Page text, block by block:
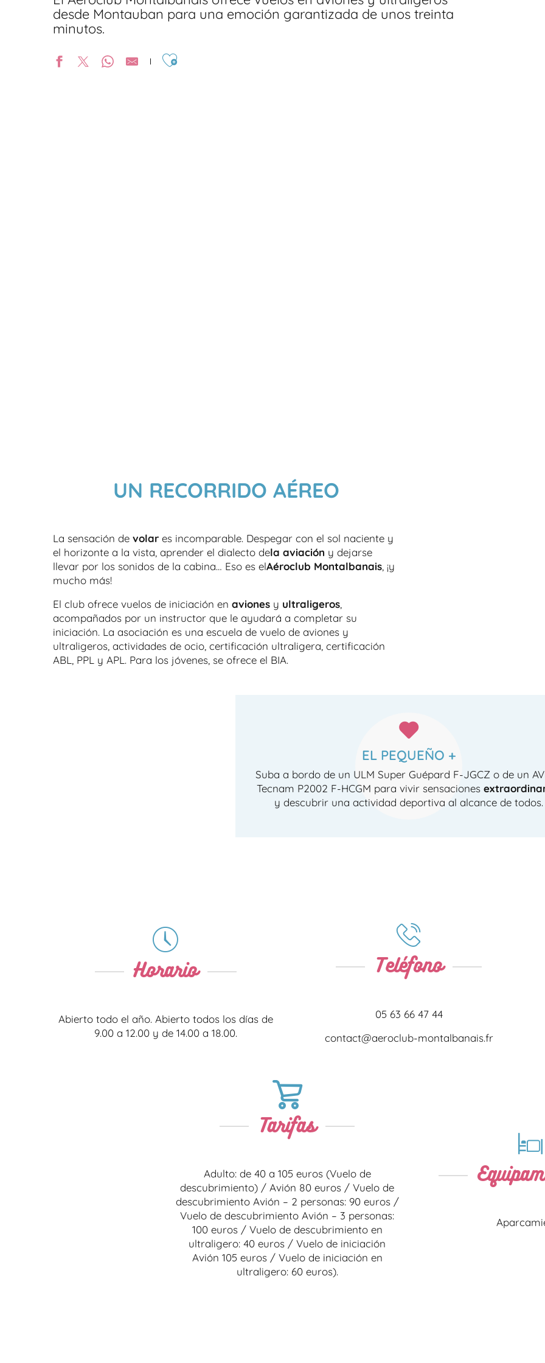
desde Montauban para una emoción garantizada de unos treinta
minutos.
Ajouter aux favoris
UN RECORRIDO AÉREO
La sensación de volar es incomparable. Despegar con el sol naciente y
el horizonte a la vista, aprender el dialecto dela aviación y dejarse
llevar por los sonidos de la cabina… Eso es elAéroclub Montalbanais, ¡y
mucho más!
El club ofrece vuelos de iniciación en aviones y ultraligeros,
acompañados por un instructor que le ayudará a completar su
iniciación. La asociación es una escuela de vuelo de aviones y
ultraligeros, actividades de ocio, certificación ultraligera, certificación
ABL, PPL y APL. Para los jóvenes, se ofrece el BIA.
EL PEQUEÑO +
Suba a bordo de un ULM Super Guépard F-JGCZ o de un
Tecnam P2002 F-HCGM para vivir sensaciones
y descubrir una actividad deportiva al alcance de todos.
Horario
Abierto todo el año. Abierto todos los días de
9.00 a 12.00 y de 14.00 a 18.00.
Teléfono
05 63 66 47 44
contact@aeroclub-montalbanais.fr
Tarifas
Adulto: de 40 a 105 euros (Vuelo de
descubrimiento) / Avión 80 euros / Vuelo de
descubrimiento Avión – 2 personas: 90 euros /
Vuelo de descubrimiento Avión – 3 personas:
100 euros / Vuelo de descubrimiento en
ultraligero: 40 euros / Vuelo de iniciación
Avión 105 euros / Vuelo de iniciación en
ultraligero: 60 euros).